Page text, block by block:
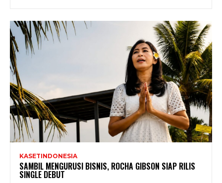
KASETINDONESIA
SAMBIL MENGURUSI BISNIS, ROCHA GIBSON SIAP RILIS
SINGLE DEBUT